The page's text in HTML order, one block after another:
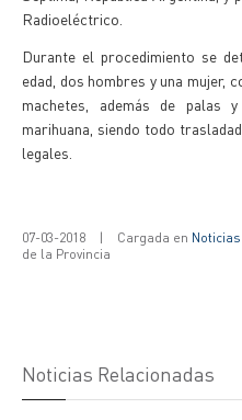
Radioeléctrico.
Durante el procedimiento se
edad, dos hombres y una mujer,
machetes, además de palas
marihuana, siendo todo
legales.
07-03-2018 | Cargada en
de la Provincia
Noticias Relacionadas